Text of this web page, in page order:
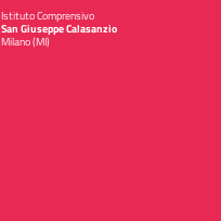
Istituto Comprensivo
San Giuseppe Calasanzio
Milano (MI)
— Visita la pagina iniziale della scuola